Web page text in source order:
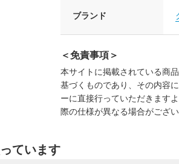
ブランド
＜免責事項＞
本サイトに掲載されている商
基づくものであり、その内容
ーに直接行っていただきます
際の仕様が異なる場合がござい
ています